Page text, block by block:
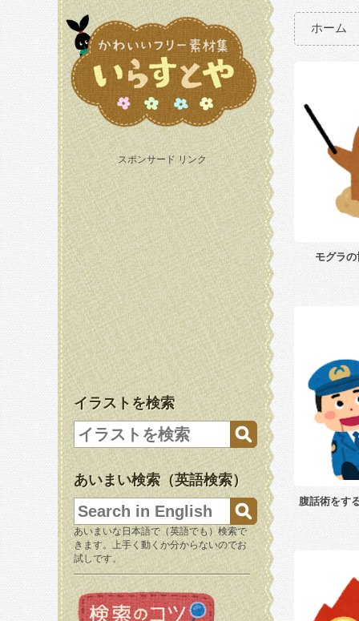
スポンサード リンク
イラストを検索
あいまい検索（英語検索）
あいまいな日本語で（英語でも）検索で
きます。上手く動くか分からないのでお
試しです。
ホーム
モグラ
腹話術をす